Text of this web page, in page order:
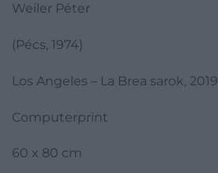
Weiler Péter
(Pécs, 1974)
Los Angeles – La Brea sarok, 2019
Computerprint
60 x 80 cm